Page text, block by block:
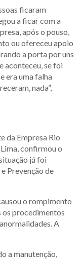
ficaram
a ficar com a
após o pouso,
ou ofereceu apoio
a porta por uns
aconteceu, se foi
era uma falha
nada”,
da Empresa Rio
confirmou o
já foi
Prevenção de
o rompimento
os procedimentos
A
a manutenção,